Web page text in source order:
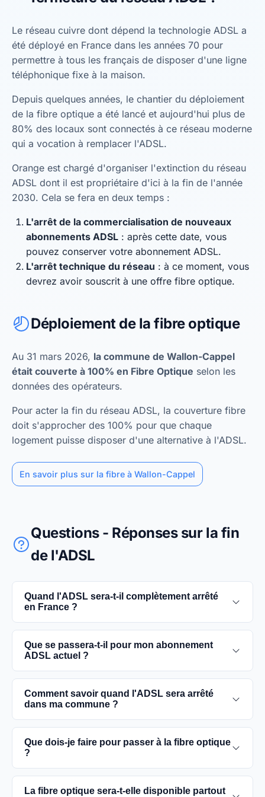
Le réseau cuivre dont dépend la technologie ADSL a
été déployé en France dans les années 70 pour
permettre à tous les français de disposer d'une ligne
téléphonique fixe à la maison.
Depuis quelques années, le chantier du déploiement
de la fibre optique a été lancé et aujourd'hui plus de
80% des locaux sont connectés à ce réseau moderne
qui a vocation à remplacer l'ADSL.
Orange est chargé d'organiser l'extinction du réseau
ADSL dont il est propriétaire d'ici à la fin de l'année
2030. Cela se fera en deux temps :
L'arrêt de la commercialisation de nouveaux
abonnements ADSL : après cette date, vous
pouvez conserver votre abonnement ADSL.
L'arrêt technique du réseau : à ce moment, vous
devrez avoir souscrit à une offre fibre optique.
Déploiement de la fibre optique
Au 31 mars 2026, la commune de Wallon-Cappel
était couverte à 100% en Fibre Optique selon les
données des opérateurs.
Pour acter la fin du réseau ADSL, la couverture fibre
doit s'approcher des 100% pour que chaque
logement puisse disposer d'une alternative à l'ADSL.
En savoir plus sur la fibre à Wallon-Cappel
Questions - Réponses sur la fin
de l'ADSL
Quand l'ADSL sera-t-il complètement arrêté
en France ?
L'extinction complète du réseau ADSL est prévue
pour 2030. D'ici là, les utilisateurs sont
optique, plus rapides et fiables.
Que se passera-t-il pour mon abonnement
ADSL actuel ?
Vous pouvez continuer à utiliser votre
abonnement ADSL jusqu'à la date de fermeture du
conseillé de passer à la fibre optique dès que
possible pour une meilleure qualité de service.
Comment savoir quand l'ADSL sera arrêté
dans ma commune ?
Les dates précises de fermeture de l'ADSL varient
selon les communes. Vous pouvez trouver ces
commune spécifique.
Que dois-je faire pour passer à la fibre optique
?
Contactez votre fournisseur d'accès à Internet
La fibre optique sera-t-elle disponible partout